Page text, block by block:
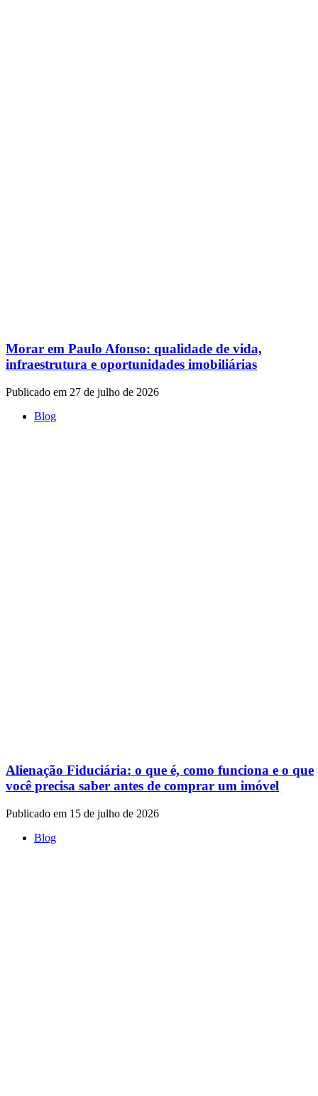
Morar em Paulo Afonso: qualidade de vida,
infraestrutura e oportunidades imobiliárias
Publicado em 27 de julho de 2026
Blog
Alienação Fiduciária: o que é, como funciona e o que
você precisa saber antes de comprar um imóvel
Publicado em 15 de julho de 2026
Blog